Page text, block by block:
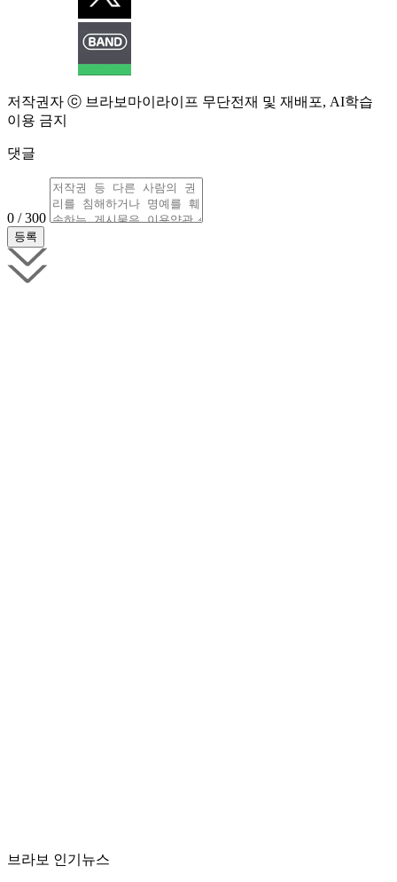
저작권자 ⓒ 브라보마이라이프 무단전재 및 재배포, AI학습
이용 금지
댓글
0 / 300
브라보 인기뉴스